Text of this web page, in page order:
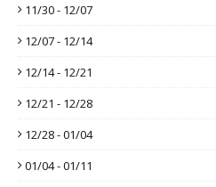
11/30 - 12/07
12/07 - 12/14
12/14 - 12/21
12/21 - 12/28
12/28 - 01/04
01/04 - 01/11